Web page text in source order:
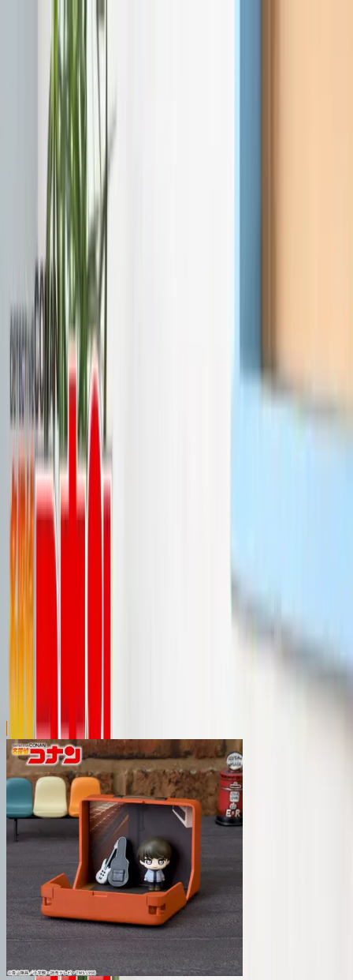
店舗一覧
2025年4月 下旬入荷
2025年4月 下旬入荷
名探偵コナン SGZ クッシ
ョン“江戸川コナン”～蝶ネク
タイ型変声機～
# 名探偵コナン
入荷予定店舗(全5店舗)
川越店 川崎店 浦和店
ご利用上のお願い
本リストは、入荷予定（実績）をお知らせするもので
あり、現在の在庫状況を示すものではございません。
超人気景品は【入荷日〜翌日朝】に品切れとなる場合
がございます。
新入荷景品の投入時間も、当日の配送状況により変動
いたします。
名探偵コナン